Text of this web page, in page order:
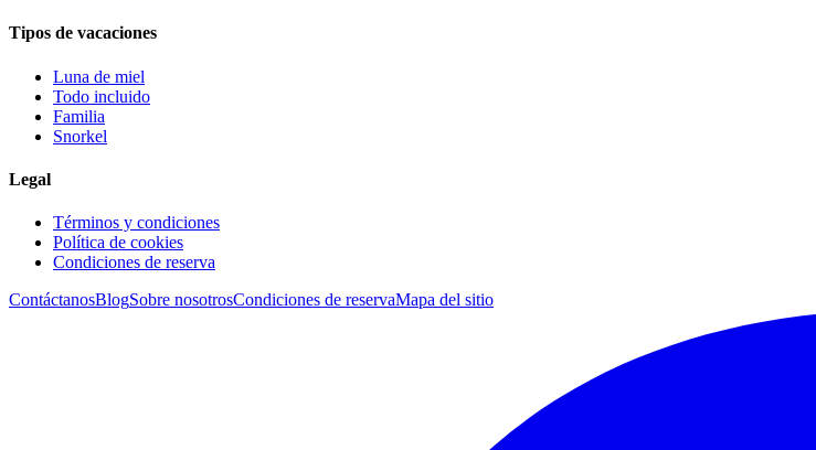
Tipos de vacaciones
Luna de miel
Todo incluido
Familia
Snorkel
Legal
Términos y condiciones
Política de cookies
Condiciones de reserva
ContáctanosBlogSobre nosotrosCondiciones de reservaMapa del sitio